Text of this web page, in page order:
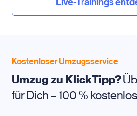
Kostenloser Umzugsservice
Umzug zu KlickTipp?
für Dich – 100 %